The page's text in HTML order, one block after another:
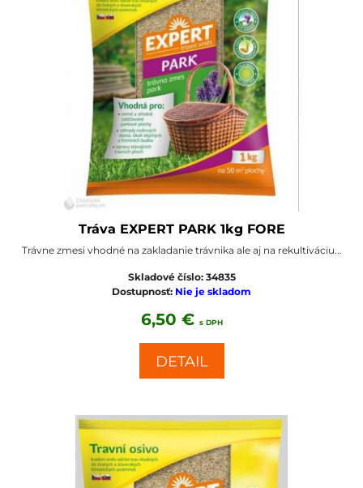
Tráva EXPERT PARK 1kg FORE
Trávne zmesi vhodné na zakladanie trávnika ale aj na rekultiváciu...
Skladové číslo: 34835
Dostupnosť: Nie je skladom
6,50 € s DPH
DETAIL